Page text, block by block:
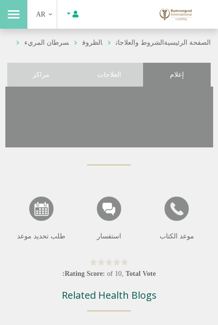
AR
الصفحة الرئيسيةالشروط والعلاجات الظروف سرطان المريء
إعلام العلاجات مراكز
موعد الكتاب استفسار طلب تحديد موعد
Rating Score: of 10, Total Vote:
Related Health Blogs